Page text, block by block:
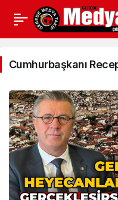
Recep
Tayyip
Erdoğan
Cumhurbaşkanı